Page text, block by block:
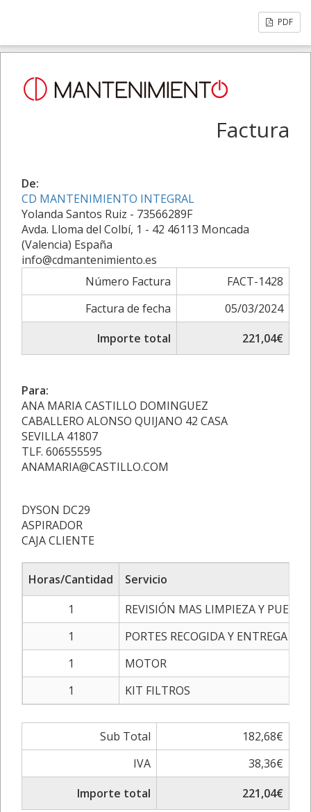
PDF
Factura
De:
CD MANTENIMIENTO INTEGRAL
Yolanda Santos Ruiz - 73566289F
Avda. Lloma del Colbí, 1 - 42 46113 Moncada
(Valencia) España
info@cdmantenimiento.es
Número Factura
FACT-1428
Factura de fecha
05/03/2024
Importe total
221,04€
Para:
ANA MARIA CASTILLO DOMINGUEZ
CABALLERO ALONSO QUIJANO 42 CASA
SEVILLA 41807
TLF. 606555595
ANAMARIA@CASTILLO.COM
DYSON DC29
ASPIRADOR
CAJA CLIENTE
Horas/Cantidad
Servicio
1
REVISIÓN MAS LIMPIEZA Y
1
PORTES RECOGIDA Y ENTREGA
1
MOTOR
1
KIT FILTROS
Sub Total
182,68€
IVA
38,36€
Importe total
221,04€